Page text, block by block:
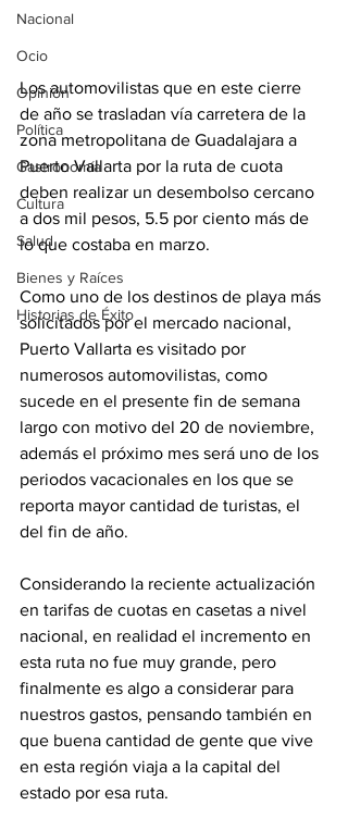
Nacional
Ocio
Opinión
Política
Gastronomía
Cultura
Salud
Bienes y Raíces
Historias de Éxito
Los automovilistas que en este cierre
de año se trasladan vía carretera de la
zona metropolitana de Guadalajara a
Puerto Vallarta por la ruta de cuota
deben realizar un desembolso cercano
a dos mil pesos, 5.5 por ciento más de
lo que costaba en marzo.
Como uno de los destinos de playa más
solicitados por el mercado nacional,
Puerto Vallarta es visitado por
numerosos automovilistas, como
sucede en el presente fin de semana
largo con motivo del 20 de noviembre,
además el próximo mes será uno de los
periodos vacacionales en los que se
reporta mayor cantidad de turistas, el
del fin de año.
Considerando la reciente actualización
en tarifas de cuotas en casetas a nivel
nacional, en realidad el incremento en
esta ruta no fue muy grande, pero
finalmente es algo a considerar para
nuestros gastos, pensando también en
que buena cantidad de gente que vive
en esta región viaja a la capital del
estado por esa ruta.